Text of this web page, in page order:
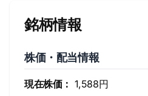
銘柄情報
株価・配当情報
現在株価： 1,588円